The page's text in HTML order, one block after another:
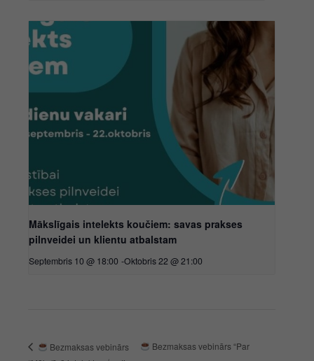
Mākslīgais intelekts koučiem: savas prakses
pilnveidei un klientu atbalstam
Septembris 10 @ 18:00 -Oktobris 22 @ 21:00
Bezmaksas vebinārs
Bezmaksas vebinārs “Par